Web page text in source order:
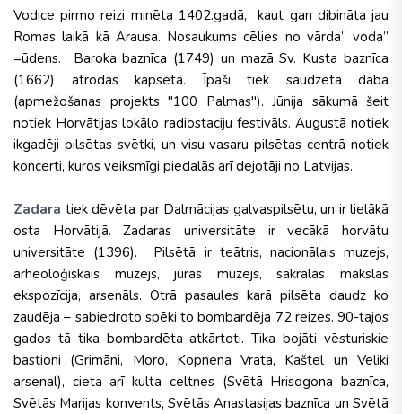
Vodice pirmo reizi minēta 1402.gadā, kaut gan dibināta jau
Romas laikā kā Arausa. Nosaukums cēlies no vārda” voda”
=ūdens. Baroka baznīca (1749) un mazā Sv. Kusta baznīca
(1662) atrodas kapsētā. Īpaši tiek saudzēta daba
(apmežošanas projekts "100 Palmas"). Jūnija sākumā šeit
notiek Horvātijas lokālo radiostaciju festivāls. Augustā notiek
ikgadēji pilsētas svētki, un visu vasaru pilsētas centrā notiek
koncerti, kuros veiksmīgi piedalās arī dejotāji no Latvijas.
Zadara tiek dēvēta par Dalmācijas galvaspilsētu, un ir lielākā
osta Horvātijā. Zadaras universitāte ir vecākā horvātu
universitāte (1396). Pilsētā ir teātris, nacionālais muzejs,
arheoloģiskais muzejs, jūras muzejs, sakrālās mākslas
ekspozīcija, arsenāls. Otrā pasaules karā pilsēta daudz ko
zaudēja – sabiedroto spēki to bombardēja 72 reizes. 90-tajos
gados tā tika bombardēta atkārtoti. Tika bojāti vēsturiskie
bastioni (Grimāni, Moro, Kopnena Vrata, Kaštel un Veliki
arsenal), cieta arī kulta celtnes (Svētā Hrisogona baznīca,
Svētās Marijas konvents, Svētās Anastasijas baznīca un Svētā